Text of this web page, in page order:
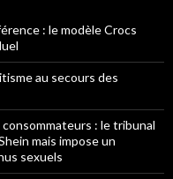
: le modèle Crocs
au secours des
: le tribunal
mais impose un
sexuels